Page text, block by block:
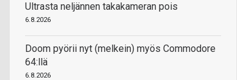
Ultrasta neljännen takakameran pois
6.8.2026
Doom pyörii nyt (melkein) myös Commodore
64:llä
6.8.2026